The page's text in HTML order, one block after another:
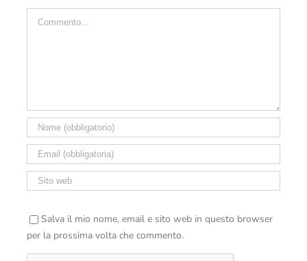
Salva il mio nome, email e sito web in questo browser
per la prossima volta che commento.